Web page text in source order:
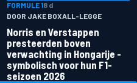
FORMULE 18 d
DOOR JAKE BOXALL-LEGGE
Norris en Verstappen
presteerden boven
verwachting in Hongarije -
symbolisch voor hun F1-
seizoen 2026